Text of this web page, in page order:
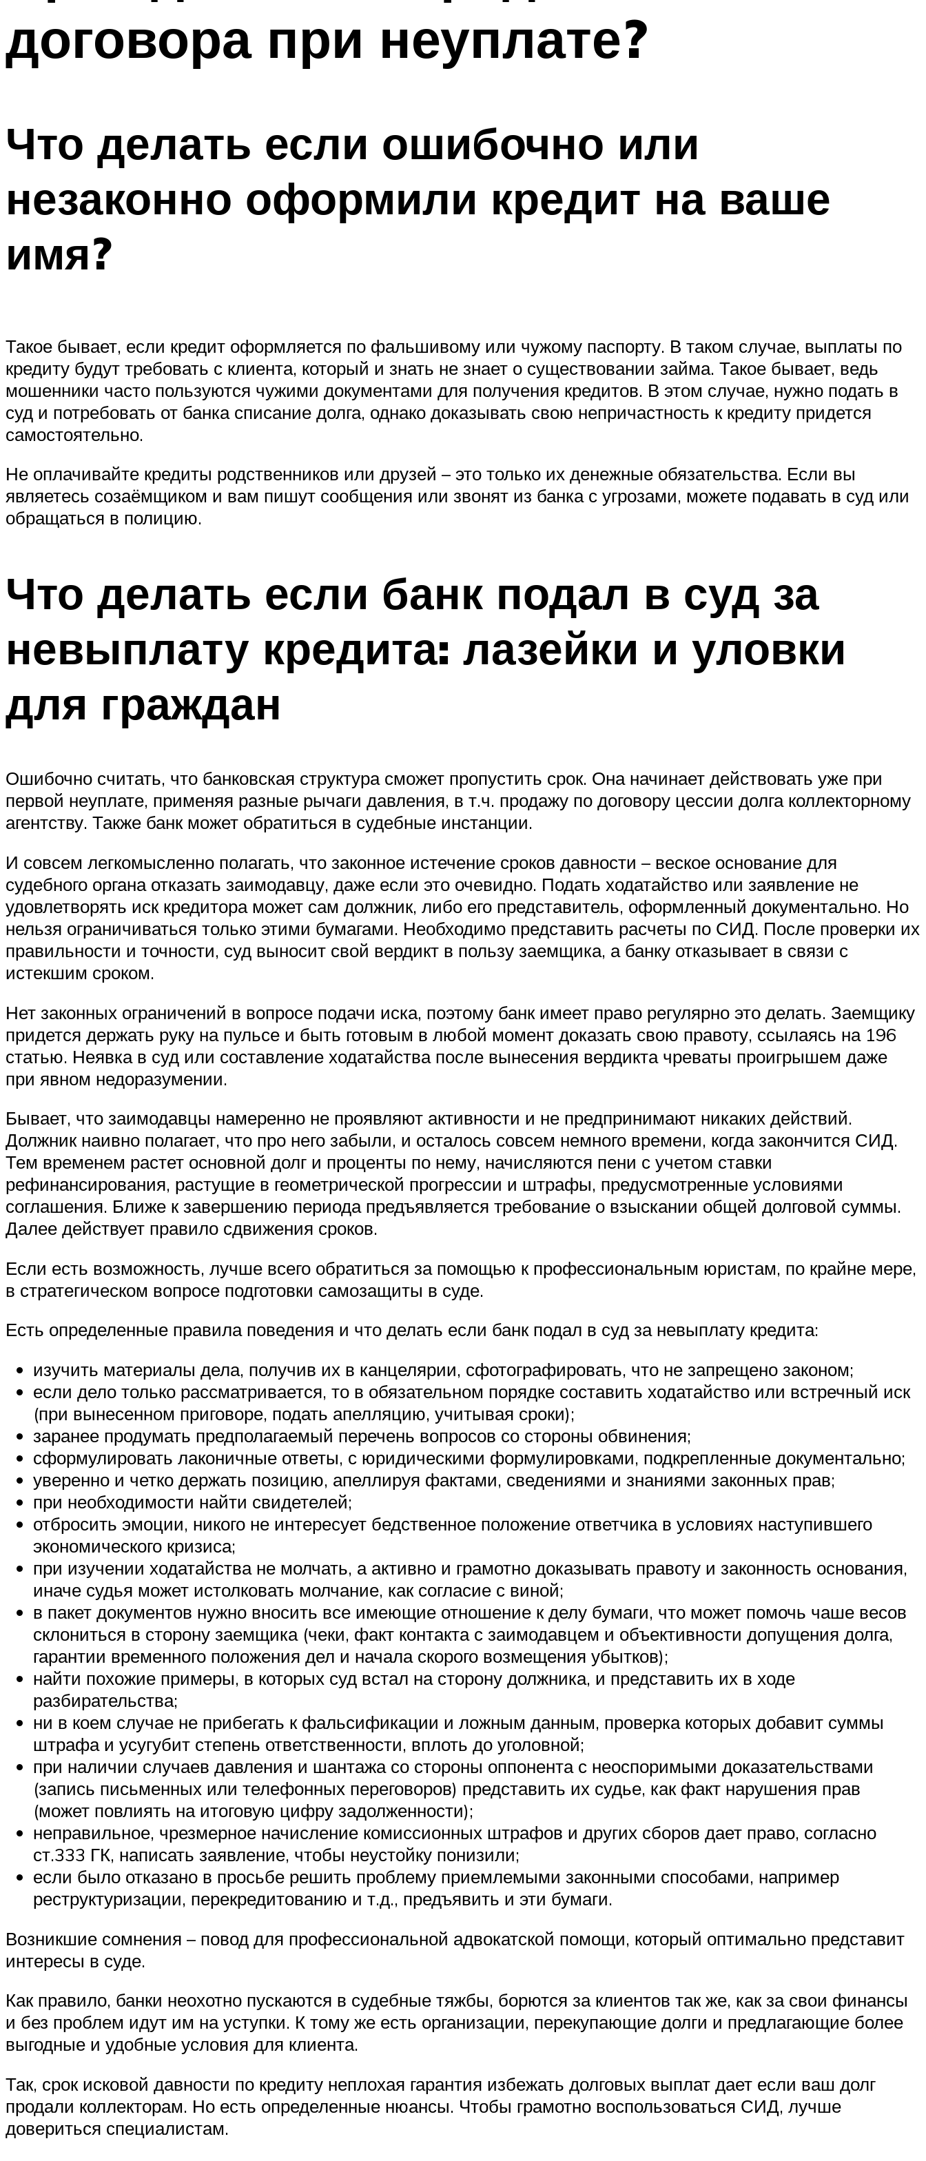
договора при неуплате?
Что делать если ошибочно или
незаконно оформили кредит на ваше
имя?
Такое бывает, если кредит оформляется по фальшивому или чужому паспорту. В таком случае, выплаты по
кредиту будут требовать с клиента, который и знать не знает о существовании займа. Такое бывает, ведь
мошенники часто пользуются чужими документами для получения кредитов. В этом случае, нужно подать в
суд и потребовать от банка списание долга, однако доказывать свою непричастность к кредиту придется
самостоятельно.
Не оплачивайте кредиты родственников или друзей – это только их денежные обязательства. Если вы
являетесь созаёмщиком и вам пишут сообщения или звонят из банка с угрозами, можете подавать в суд или
обращаться в полицию.
Что делать если банк подал в суд за
невыплату кредита: лазейки и уловки
для граждан
Ошибочно считать, что банковская структура сможет пропустить срок. Она начинает действовать уже при
первой неуплате, применяя разные рычаги давления, в т.ч. продажу по договору цессии долга коллекторному
агентству. Также банк может обратиться в судебные инстанции.
И совсем легкомысленно полагать, что законное истечение сроков давности – веское основание для
судебного органа отказать заимодавцу, даже если это очевидно. Подать ходатайство или заявление не
удовлетворять иск кредитора может сам должник, либо его представитель, оформленный документально. Но
нельзя ограничиваться только этими бумагами. Необходимо представить расчеты по СИД. После проверки их
правильности и точности, суд выносит свой вердикт в пользу заемщика, а банку отказывает в связи с
истекшим сроком.
Нет законных ограничений в вопросе подачи иска, поэтому банк имеет право регулярно это делать. Заемщику
придется держать руку на пульсе и быть готовым в любой момент доказать свою правоту, ссылаясь на 196
статью. Неявка в суд или составление ходатайства после вынесения вердикта чреваты проигрышем даже
при явном недоразумении.
Бывает, что заимодавцы намеренно не проявляют активности и не предпринимают никаких действий.
Должник наивно полагает, что про него забыли, и осталось совсем немного времени, когда закончится СИД.
Тем временем растет основной долг и проценты по нему, начисляются пени с учетом ставки
рефинансирования, растущие в геометрической прогрессии и штрафы, предусмотренные условиями
соглашения. Ближе к завершению периода предъявляется требование о взыскании общей долговой суммы.
Далее действует правило сдвижения сроков.
Если есть возможность, лучше всего обратиться за помощью к профессиональным юристам, по крайне мере,
в стратегическом вопросе подготовки самозащиты в суде.
Есть определенные правила поведения и что делать если банк подал в суд за невыплату кредита:
изучить материалы дела, получив их в канцелярии, сфотографировать, что не запрещено законом;
если дело только рассматривается, то в обязательном порядке составить ходатайство или встречный иск
(при вынесенном приговоре, подать апелляцию, учитывая сроки);
заранее продумать предполагаемый перечень вопросов со стороны обвинения;
сформулировать лаконичные ответы, с юридическими формулировками, подкрепленные документально;
уверенно и четко держать позицию, апеллируя фактами, сведениями и знаниями законных прав;
при необходимости найти свидетелей;
отбросить эмоции, никого не интересует бедственное положение ответчика в условиях наступившего
экономического кризиса;
при изучении ходатайства не молчать, а активно и грамотно доказывать правоту и законность основания,
иначе судья может истолковать молчание, как согласие с виной;
в пакет документов нужно вносить все имеющие отношение к делу бумаги, что может помочь чаше весов
склониться в сторону заемщика (чеки, факт контакта с заимодавцем и объективности допущения долга,
гарантии временного положения дел и начала скорого возмещения убытков);
найти похожие примеры, в которых суд встал на сторону должника, и представить их в ходе
разбирательства;
ни в коем случае не прибегать к фальсификации и ложным данным, проверка которых добавит суммы
штрафа и усугубит степень ответственности, вплоть до уголовной;
при наличии случаев давления и шантажа со стороны оппонента с неоспоримыми доказательствами
(запись письменных или телефонных переговоров) представить их судье, как факт нарушения прав
(может повлиять на итоговую цифру задолженности);
неправильное, чрезмерное начисление комиссионных штрафов и других сборов дает право, согласно
ст.333 ГК, написать заявление, чтобы неустойку понизили;
если было отказано в просьбе решить проблему приемлемыми законными способами, например
реструктуризации, перекредитованию и т.д., предъявить и эти бумаги.
Возникшие сомнения – повод для профессиональной адвокатской помощи, который оптимально представит
интересы в суде.
Как правило, банки неохотно пускаются в судебные тяжбы, борются за клиентов так же, как за свои финансы
и без проблем идут им на уступки. К тому же есть организации, перекупающие долги и предлагающие более
выгодные и удобные условия для клиента.
Так, срок исковой давности по кредиту неплохая гарантия избежать долговых выплат дает если ваш долг
продали коллекторам. Но есть определенные нюансы. Чтобы грамотно воспользоваться СИД, лучше
довериться специалистам.